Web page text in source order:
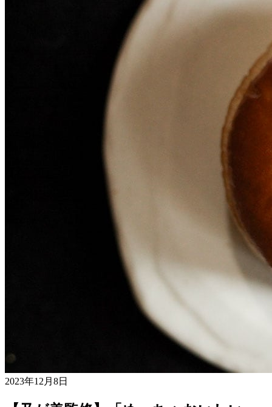
2023年12月8日